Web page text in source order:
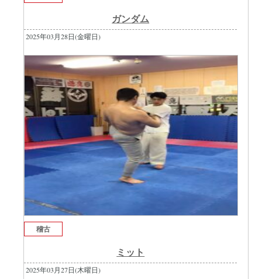
ガンダム
2025年03月28日(金曜日)
稽古
ミット
2025年03月27日(木曜日)